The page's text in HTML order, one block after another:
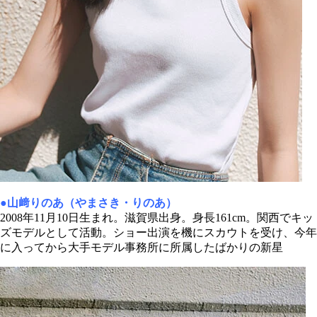
●山﨑りのあ（やまさき・りのあ）
2008年11月10日生まれ。滋賀県出身。身長161cm。関西でキッ
ズモデルとして活動。ショー出演を機にスカウトを受け、今年
に入ってから大手モデル事務所に所属したばかりの新星